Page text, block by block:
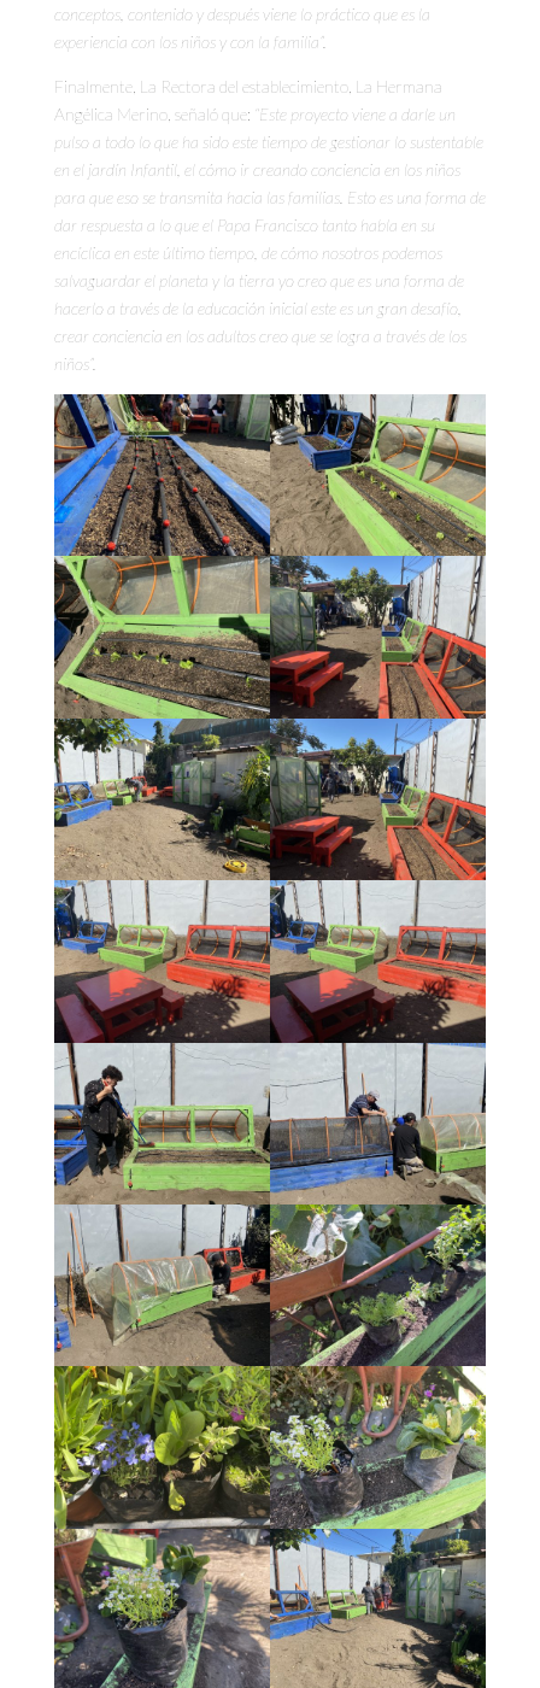
conceptos, contenido y después viene lo práctico que es la
experiencia con los niños y con la familia”.
Finalmente, La Rectora del establecimiento, La Hermana
Angélica Merino, señaló que: “Este proyecto viene a darle un
pulso a todo lo que ha sido este tiempo de gestionar lo sustentable
en el jardín Infantil, el cómo ir creando conciencia en los niños
para que eso se transmita hacia las familias. Esto es una forma de
dar respuesta a lo que el Papa Francisco tanto habla en su
encíclica en este último tiempo, de cómo nosotros podemos
salvaguardar el planeta y la tierra yo creo que es una forma de
hacerlo a través de la educación inicial este es un gran desafío,
crear conciencia en los adultos creo que se logra a través de los
niños”.